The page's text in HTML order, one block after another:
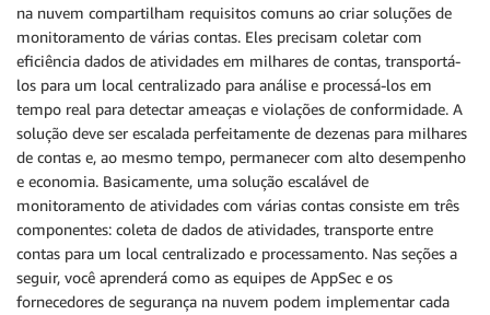
na nuvem compartilham requisitos comuns ao criar soluções de
monitoramento de várias contas. Eles precisam coletar com
eficiência dados de atividades em milhares de contas, transportá-
los para um local centralizado para análise e processá-los em
tempo real para detectar ameaças e violações de conformidade. A
solução deve ser escalada perfeitamente de dezenas para milhares
de contas e, ao mesmo tempo, permanecer com alto desempenho
e economia. Basicamente, uma solução escalável de
monitoramento de atividades com várias contas consiste em três
componentes: coleta de dados de atividades, transporte entre
contas para um local centralizado e processamento. Nas seções a
seguir, você aprenderá como as equipes de AppSec e os
fornecedores de segurança na nuvem podem implementar cada